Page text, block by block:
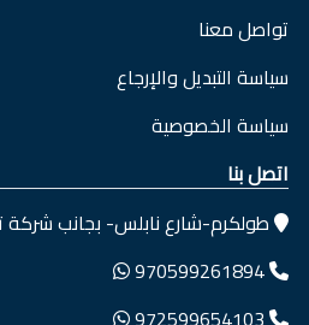
تواصل معنا
سياسة التبديل والإرجاع
سياسة الخصوصية
اتصل بنا
طولكرم-شارع نابلس- بجانب شركة
970599261894